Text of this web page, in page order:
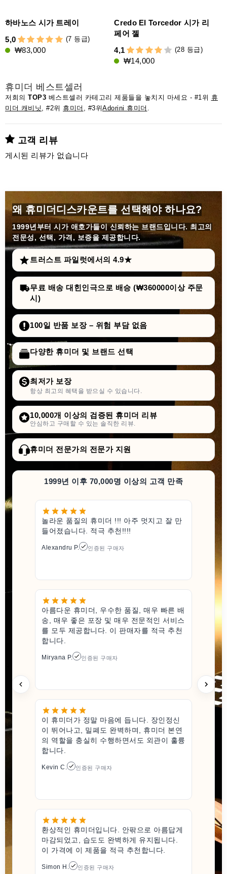
하바노스 시가 트레이
5,0
(7 등급)
₩83,000
Credo El Torcedor 시가 리
페어 젤
4,1
(28 등급)
₩14,000
휴미더 베스트셀러
저희의 TOP3 베스트셀러 카테고리 제품들을 놓치지 마세요 - #1위 휴
미더 캐비닛 , #2위 휴미더 , #3위Adorini 휴미더 .
고객 리뷰
게시된 리뷰가 없습니다
왜 휴미더디스카운트를 선택해야 하나요?
1999년부터 시가 애호가들이 신뢰하는 브랜드입니다. 최고의
전문성, 선택, 가격, 보증을 제공합니다.
트러스트 파일럿에서의 4.9★
무료 배송 대힌인극으로 배승 (₩360000이상 주문
시)
100일 반품 보장 – 위험 부담 없음
다양한 휴미더 및 브랜드 선택
최저가 보장
항상 최고의 혜택을 받으실 수 있습니다.
10,000개 이상의 검증된 휴미더 리뷰
안심하고 구매할 수 있는 솔직한 리뷰.
휴미더 전문가의 전문가 지원
1999년 이후 70,000명 이상의 고객 만족
놀라운 품질의 휴미더 !!! 아주 멋지고 잘 만
들어졌습니다. 적극 추천!!!!
Alexandru P. 인증된 구매자
아름다운 휴미더, 우수한 품질, 매우 빠른 배
송, 매우 좋은 포장 및 매우 전문적인 서비스
를 모두 제공합니다. 이 판매자를 적극 추천
합니다.
Miryana P. 인증된 구매자
이 휴미더가 정말 마음에 듭니다. 장인정신
이 뛰어나고, 밀폐도 완벽하며, 휴미더 본연
의 역할을 충실히 수행하면서도 외관이 훌륭
합니다.
Kevin C. 인증된 구매자
환상적인 휴미더입니다. 안팎으로 아름답게
마감되었고, 습도도 완벽하게 유지됩니다.
이 가격에 이 제품을 적극 추천합니다.
Simon H. 인증된 구매자